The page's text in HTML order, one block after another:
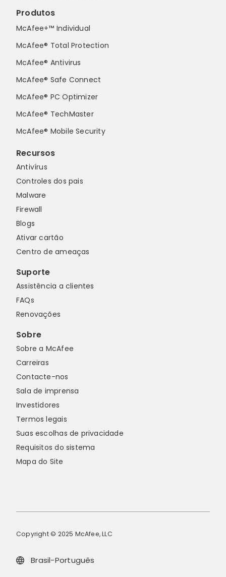
Produtos
McAfee+™ Individual
McAfee® Total Protection
McAfee® Antivirus
McAfee® Safe Connect
McAfee® PC Optimizer
McAfee® TechMaster
McAfee® Mobile Security
Recursos
Antivírus
Controles dos pais
Malware
Firewall
Blogs
Ativar cartão
Centro de ameaças
Suporte
Assistência a clientes
FAQs
Renovações
Sobre
Sobre a McAfee
Carreiras
Contacte-nos
Sala de imprensa
Investidores
Termos legais
Suas escolhas de privacidade
Requisitos do sistema
Mapa do Site
Copyright © 2025 McAfee, LLC
Brasil-Português